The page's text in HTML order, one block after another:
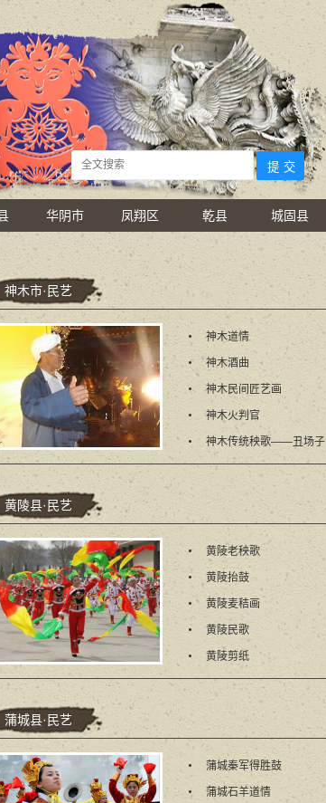
华阴市 凤翔区 乾县 城固县
神木市·民艺
神木道情
神木酒曲
神木民间匠艺画
神木火判官
神木传统秧歌——丑场子
黄陵县·民艺
黄陵老秧歌
黄陵抬鼓
黄陵麦秸画
黄陵民歌
黄陵剪纸
蒲城县·民艺
蒲城秦军得胜鼓
蒲城石羊道情